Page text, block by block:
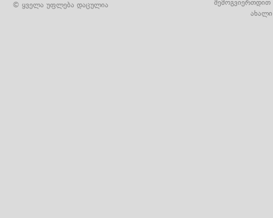
© ყველა უფლება დაცულია
შემოგვიერთდით
ახალი